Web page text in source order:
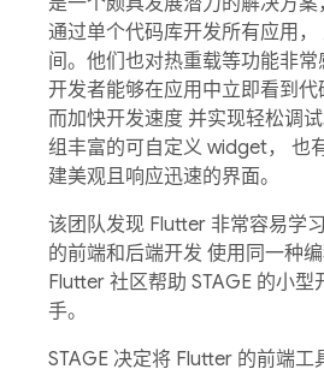
通过单个代码库开发所有应用
间。他们也对热重载等功能非
开发者能够在应用中立即看到
而加快开发速度 并实现轻松调
组丰富的可自定义 widget， 也
建美观且响应迅速的界面。
该团队发现 Flutter 非常容易学
的前端和后端开发 使用同一种
Flutter 社区帮助 STAGE 的小型
手。
STAGE 决定将 Flutter 的前端工